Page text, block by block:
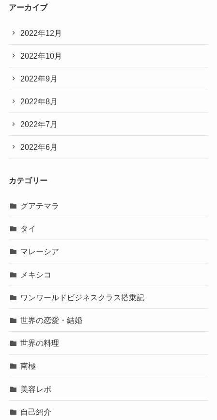
アーカイブ
2022年12月
2022年10月
2022年9月
2022年8月
2022年7月
2022年6月
カテゴリー
グアテマラ
タイ
マレーシア
メキシコ
ワンワールドビジネスクラス搭乗記
世界の恋愛・結婚
世界の料理
南極
美容レポ
自己紹介